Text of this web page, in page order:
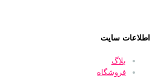
اطلاعات سایت
بلاگ
فروشگاه